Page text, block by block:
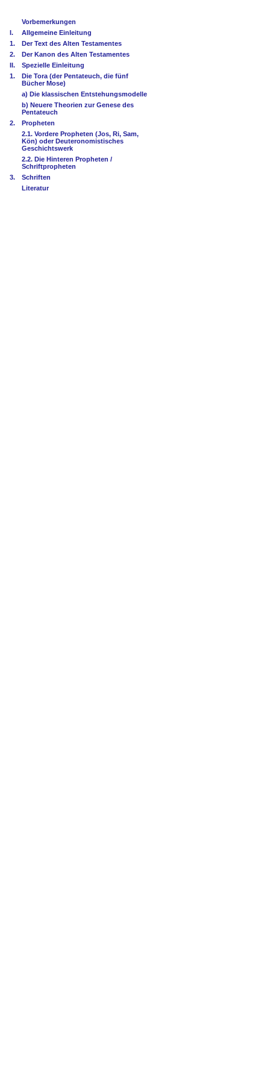
Vorbemerkungen
I.
Allgemeine Einleitung
1.
Der Text des Alten Testamentes
2.
Der Kanon des Alten Testamentes
II.
Spezielle Einleitung
1.
Die Tora (der Pentateuch, die fünf
Bücher Mose)
a) Die klassischen Entstehungsmodelle
b) Neuere Theorien zur Genese des
Pentateuch
2.
Propheten
2.1. Vordere Propheten (Jos, Ri, Sam,
Kön) oder Deuteronomistisches
Geschichtswerk
2.2. Die Hinteren Propheten /
Schriftpropheten
3.
Schriften
Literatur